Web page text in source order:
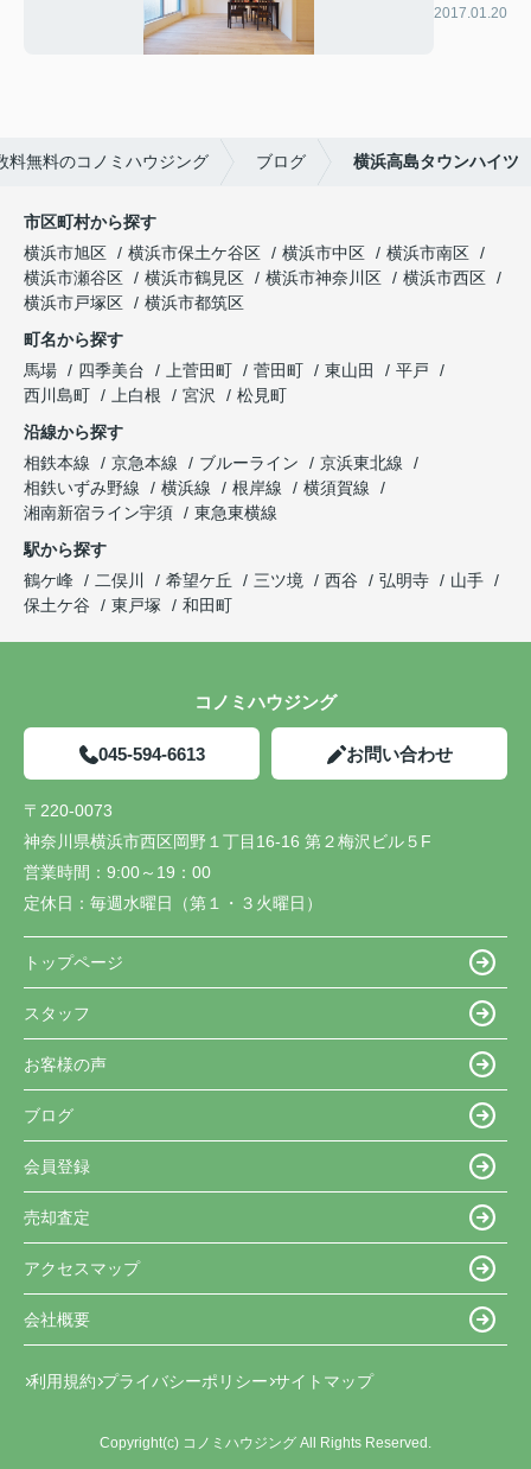
2017.01.20
料無料のコノミハウジング ブログ 横浜高島タウンハイツ
市区町村から探す
横浜市旭区
横浜市保土ケ谷区 横浜市中区
横浜市南区
横浜市瀬谷区
横浜市鶴見区 横浜市神奈川区
横浜市西区
横浜市戸塚区
横浜市都筑区
町名から探す
馬場
四季美台 上菅田町 菅田町 東山田
平戸
西川島町
上白根 宮沢
松見町
沿線から探す
相鉄本線
京急本線 ブルーライン
京浜東北線
相鉄いずみ野線
横浜線 根岸線
横須賀線
湘南新宿ライン宇須
東急東横線
駅から探す
鶴ケ峰
二俣川 希望ケ丘 三ツ境 西谷 弘明寺
山手
保土ケ谷
東戸塚 和田町
コノミハウジング
045-594-6613 お問い合わせ
〒220-0073
神奈川県横浜市西区岡野１丁目16-16 第２梅沢ビル５F
営業時間： 9:00～19：00
定休日： 毎週水曜日（第１・３火曜日）
トップページ
スタッフ
お客様の声
ブログ
会員登録
売却査定
アクセスマップ
会社概要
利用規約 プライバシーポリシー サイトマップ
Copyright(c) コノミハウジング All Rights Reserved.